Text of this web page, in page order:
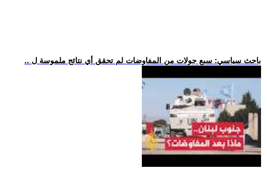
.. باحث سياسي: سبع جولات من المفاوضات لم تحقق أي نتائج ملموسة ل